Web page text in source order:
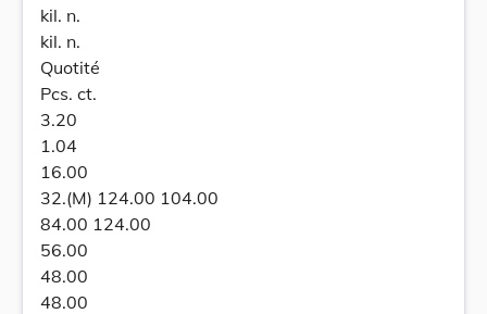
kil. n.
kil. n.
Quotité
Pcs. ct.
3.20
1.04
16.00
32.(M) 124.00 104.00
84.00 124.00
56.00
48.00
48.00